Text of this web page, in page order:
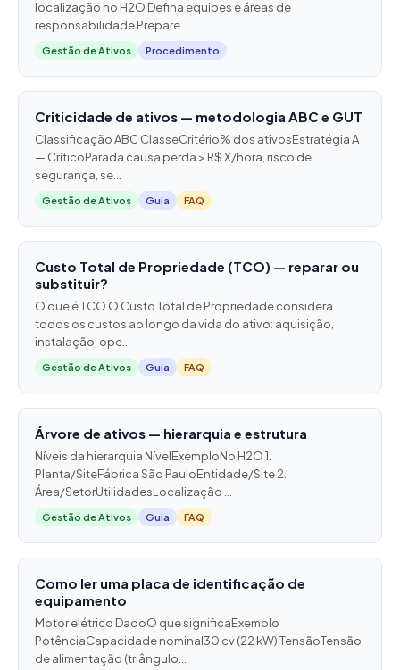
localização no H2O Defina equipes e áreas de
responsabilidade Prepare ...
Gestão de Ativos Procedimento
Criticidade de ativos — metodologia ABC e GUT
Classificação ABC ClasseCritério% dos ativosEstratégia A
— CríticoParada causa perda > R$ X/hora, risco de
segurança, se...
Gestão de Ativos Guia FAQ
Custo Total de Propriedade (TCO) — reparar ou
substituir?
O que é TCO O Custo Total de Propriedade considera
todos os custos ao longo da vida do ativo: aquisição,
instalação, ope...
Gestão de Ativos Guia FAQ
Árvore de ativos — hierarquia e estrutura
Níveis da hierarquia NívelExemploNo H2O 1.
Planta/SiteFábrica São PauloEntidade/Site 2.
Área/SetorUtilidadesLocalização ...
Gestão de Ativos Guia FAQ
Como ler uma placa de identificação de
equipamento
Motor elétrico DadoO que significaExemplo
PotênciaCapacidade nominal30 cv (22 kW) TensãoTensão
de alimentação (triângulo...